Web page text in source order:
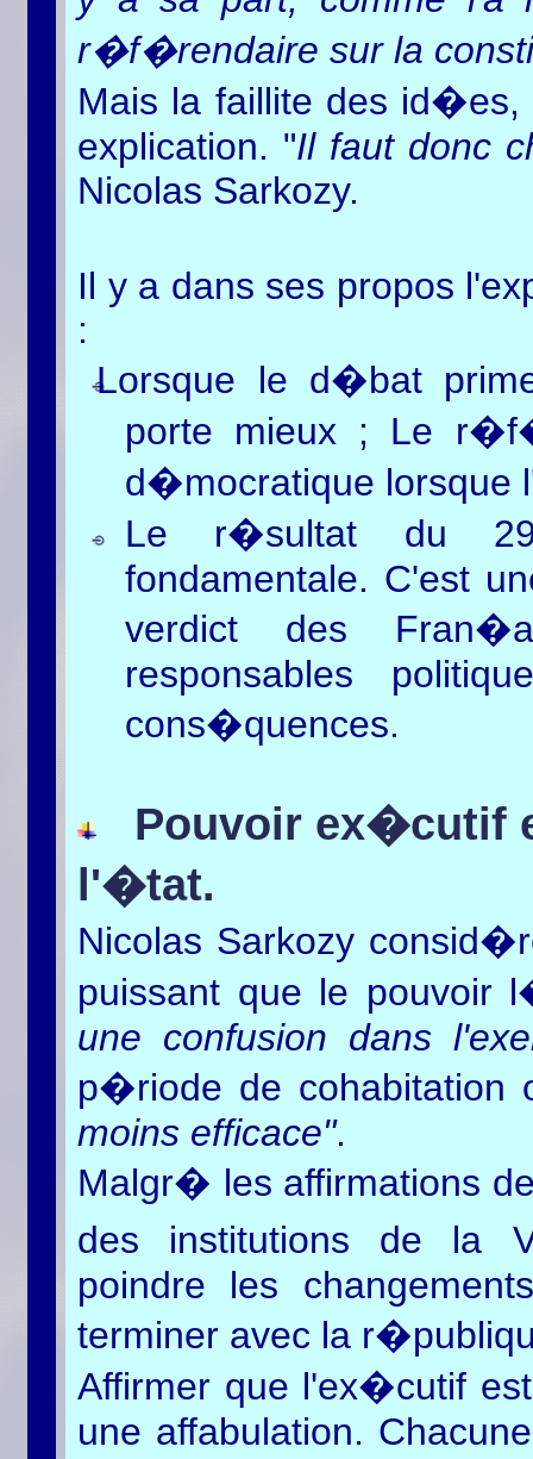
r�f�rendaire sur la
Mais la faillite des
explication. "Il faut donc
Nicolas Sarkozy.
Il y a dans ses propos
:
Lorsque le d�bat
porte mieux ; Le
d�mocratique lorsque
Le r�sultat du
fondamentale. C'est
verdict des
responsables
cons�quences.
Pouvoir ex�cutif
l'�tat.
Nicolas Sarkozy
puissant que le pouvoir
une confusion dans
p�riode de
moins efficace".
Malgr� les affirmations
des institutions de la
poindre les
terminer avec la
Affirmer que l'ex�cutif
une affabulation.